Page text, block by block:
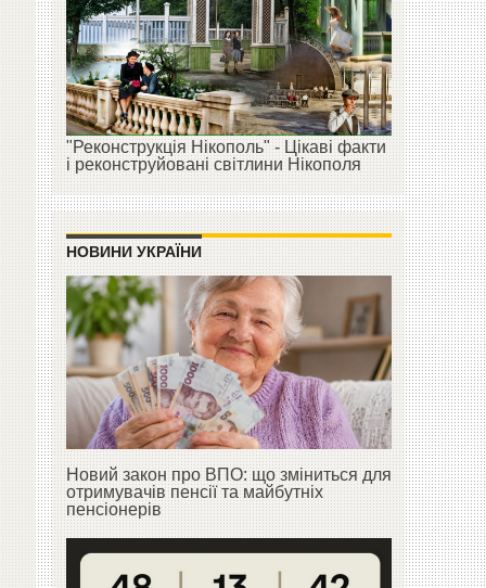
"Реконструкція Нікополь" - Цікаві факти
і реконструйовані світлини Нікополя
НОВИНИ УКРАЇНИ
Новий закон про ВПО: що зміниться для
отримувачів пенсії та майбутніх
пенсіонерів